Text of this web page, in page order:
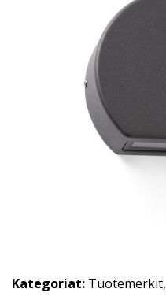
Kategoriat: Tuotemerkit,